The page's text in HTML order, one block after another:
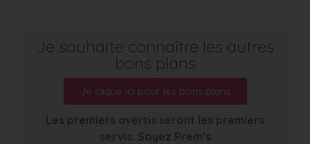
Je souhaite connaître les autres
bons plans
Je clique ici pour les bons plans
Les premiers avertis seront les premiers
servis. Soyez Prem’s